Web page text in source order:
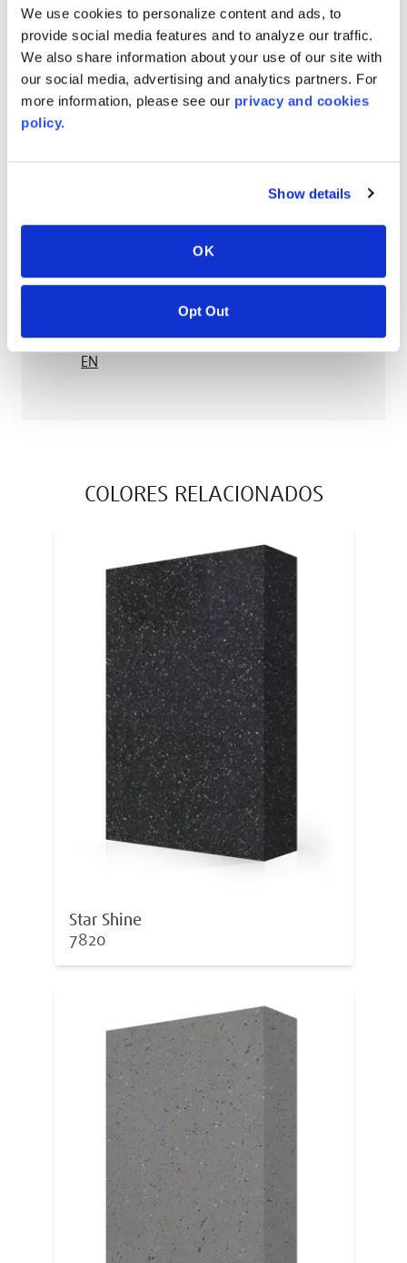
We use cookies to personalize content and ads, to
provide social media features and to analyze our traffic.
We also share information about your use of our site with
our social media, advertising and analytics partners. For
more information, please see our privacy and cookies
policy.
Show details
OK
Opt Out
AVONITE® 15 YEAR Warranty
PT # :110-118
FECHA DE PUBLICACIÓN
AVONITE® 10 YEAR ADVANC3
EN
COLORES RELACIONADOS
Star Shine
7820